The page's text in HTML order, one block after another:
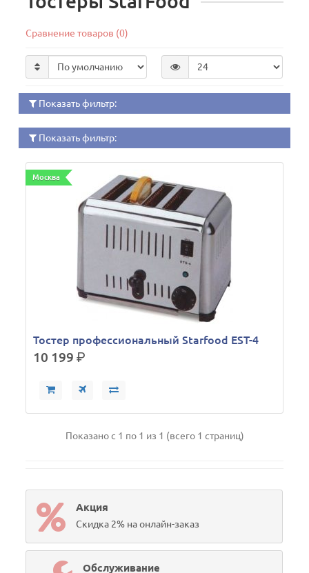
Сравнение товаров (0)
Показать фильтр:
Показать фильтр:
Москва
Тостер профессиональный Starfood EST-4
10 199р.
Показано с 1 по 1 из 1 (всего 1 страниц)
Акция
Скидка 2% на онлайн-заказ
Обслуживание